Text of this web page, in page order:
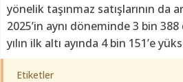
yönelik taşınmaz satışlarının da
2025’in aynı döneminde 3 bin 388
yılın ilk altı ayında 4 bin 151’e
Etiketler